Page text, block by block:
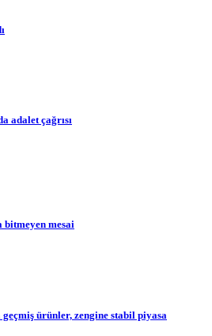
adalet çağrısı
bitmeyen mesai
ürünler, zengine stabil piyasa